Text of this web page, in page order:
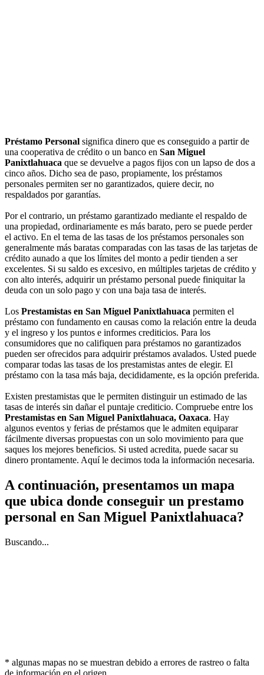
Préstamo Personal significa dinero que es conseguido a partir de
una cooperativa de crédito o un banco en San Miguel
Panixtlahuaca que se devuelve a pagos fijos con un lapso de dos a
cinco años. Dicho sea de paso, propiamente, los préstamos
personales permiten ser no garantizados, quiere decir, no
respaldados por garantías.
Por el contrario, un préstamo garantizado mediante el respaldo de
una propiedad, ordinariamente es más barato, pero se puede perder
el activo. En el tema de las tasas de los préstamos personales son
generalmente más baratas comparadas con las tasas de las tarjetas de
crédito aunado a que los límites del monto a pedir tienden a ser
excelentes. Si su saldo es excesivo, en múltiples tarjetas de crédito y
con alto interés, adquirir un préstamo personal puede finiquitar la
deuda con un solo pago y con una baja tasa de interés.
Los Prestamistas en San Miguel Panixtlahuaca permiten el
préstamo con fundamento en causas como la relación entre la deuda
y el ingreso y los puntos e informes crediticios. Para los
consumidores que no califiquen para préstamos no garantizados
pueden ser ofrecidos para adquirir préstamos avalados. Usted puede
comparar todas las tasas de los prestamistas antes de elegir. El
préstamo con la tasa más baja, decididamente, es la opción preferida.
Existen prestamistas que le permiten distinguir un estimado de las
tasas de interés sin dañar el puntaje crediticio. Compruebe entre los
Prestamistas en San Miguel Panixtlahuaca, Oaxaca. Hay
algunos eventos y ferias de préstamos que le admiten equiparar
fácilmente diversas propuestas con un solo movimiento para que
saques los mejores beneficios. Si usted acredita, puede sacar su
dinero prontamente. Aquí le decimos toda la información necesaria.
A continuación, presentamos un mapa
que ubica donde conseguir un prestamo
personal en San Miguel Panixtlahuaca?
Buscando...
* algunas mapas no se muestran debido a errores de rastreo o falta
de información en el origen